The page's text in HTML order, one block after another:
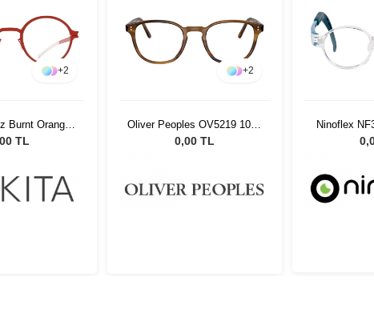
+2
Burnt Orange
688
TL
+2
Oliver Peoples OV5219 1011
47
0,00 TL
Ninoflex